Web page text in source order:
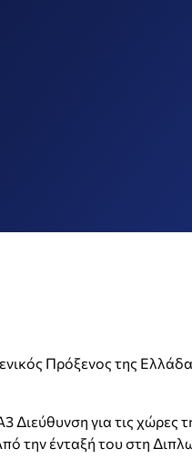
Πρόξενος της
Διεύθυνση για τις χώρες
την ένταξή του στη